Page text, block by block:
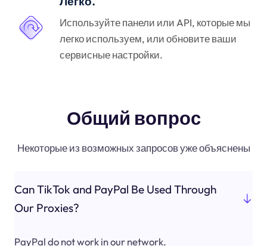
Используйте панели или API, которые мы
легко используем, или обновите ваши
сервисные настройки.
Общий вопрос
Некоторые из возможных запросов уже объяснены
Can TikTok and PayPal Be Used Through
Our Proxies?
PayPal do not work in our network.